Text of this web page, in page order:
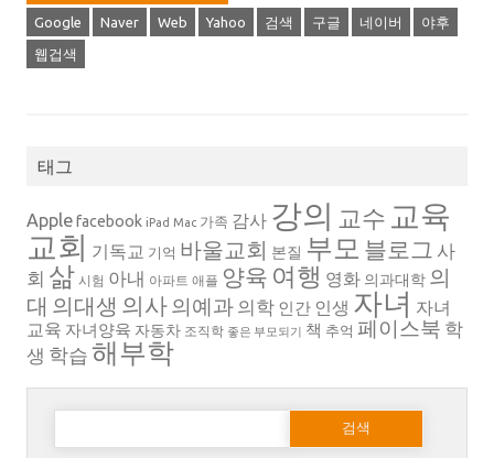
Google Naver Web Yahoo 검색 구글 네이버 야후
웹겁색
태그
Applefacebook iPad Mac 가족 감사 강의 교수 교육
교회 기독교 기억 바울교회 본질 부모 블로그 사
회 삶 시험 아내 아파트 애플 양육 여행 영화 의과대학 의
대 의대생 의사의예과 의학 인간 인생 자녀 자녀
교육 자녀양육 자동차 조직학 좋은 부모되기 책 추억 페이스북 학
생 학습 해부학
다음 검색: